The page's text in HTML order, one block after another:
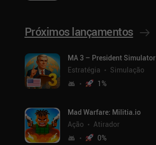
Próximos lançamentos
MA 3 – President Simulator
Estratégia
Simulação
1%
Mad Warfare: Militia.io
Ação
Atirador
0%